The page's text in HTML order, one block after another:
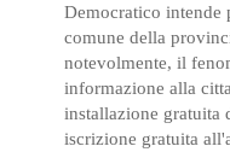
Democratico intende
comune della
notevolmente, il
informazione alla
installazione gratuita
iscrizione gratuita